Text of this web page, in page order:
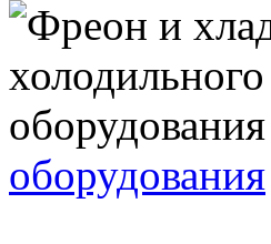
оборудования